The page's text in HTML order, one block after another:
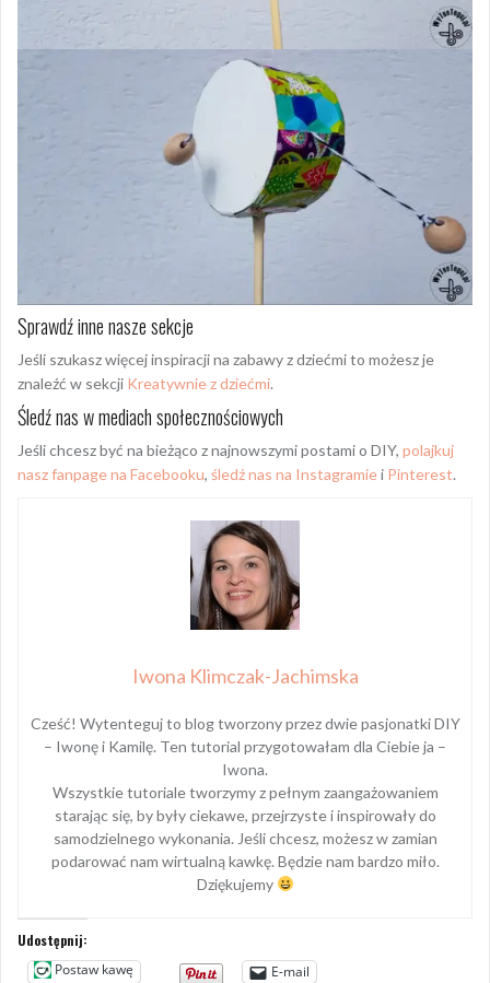
Sprawdź inne nasze sekcje
Jeśli szukasz więcej inspiracji na zabawy z dziećmi to możesz je
znaleźć w sekcji Kreatywnie z dziećmi.
Śledź nas w mediach społecznościowych
Jeśli chcesz być na bieżąco z najnowszymi postami o DIY, polajkuj
nasz fanpage na Facebooku, śledź nas na Instagramiei Pinterest.
Iwona Klimczak-Jachimska
Cześć! Wytenteguj to blog tworzony przez dwie pasjonatki DIY
– Iwonę i Kamilę. Ten tutorial przygotowałam dla Ciebie ja –
Iwona.
Wszystkie tutoriale tworzymy z pełnym zaangażowaniem
starając się, by były ciekawe, przejrzyste i inspirowały do
samodzielnego wykonania. Jeśli chcesz, możesz w zamian
podarować nam wirtualną kawkę. Będzie nam bardzo miło.
Dziękujemy
Udostępnij:
Postaw kawę
E-mail